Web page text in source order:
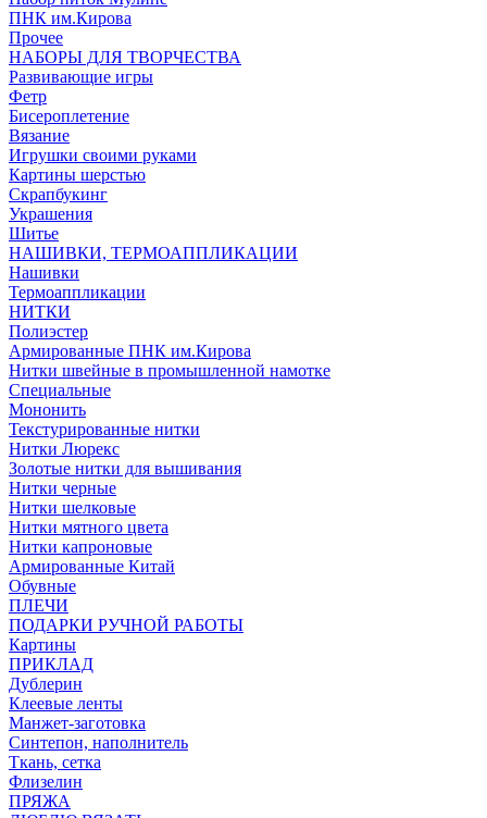
ПНК им.Кирова
Прочее
НАБОРЫ ДЛЯ ТВОРЧЕСТВА
Развивающие игры
Фетр
Бисероплетение
Вязание
Игрушки своими руками
Картины шерстью
Скрапбукинг
Украшения
Шитье
НАШИВКИ, ТЕРМОАППЛИКАЦИИ
Нашивки
Термоаппликации
НИТКИ
Полиэстер
Армированные ПНК им.Кирова
Нитки швейные в промышленной намотке
Специальные
Мононить
Текстурированные нитки
Нитки Люрекс
Золотые нитки для вышивания
Нитки черные
Нитки шелковые
Нитки мятного цвета
Нитки капроновые
Армированные Китай
Обувные
ПЛЕЧИ
ПОДАРКИ РУЧНОЙ РАБОТЫ
Картины
ПРИКЛАД
Дублерин
Клеевые ленты
Манжет-заготовка
Синтепон, наполнитель
Ткань, сетка
Флизелин
ПРЯЖА